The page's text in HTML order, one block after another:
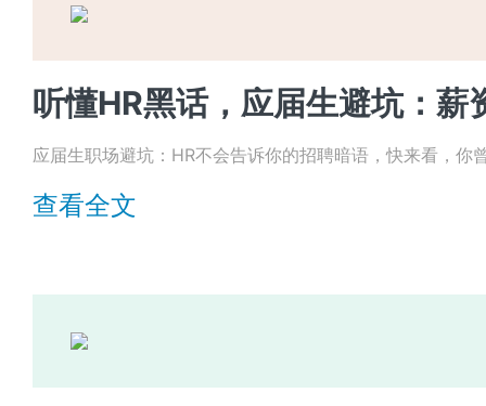
应届生职场避坑：HR不会告诉你的招聘暗语，快来看，你
查看全文